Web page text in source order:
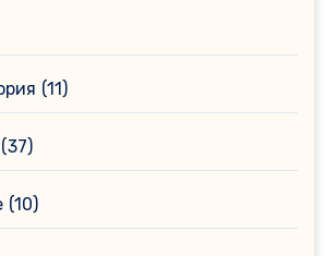
(11)
(37)
(10)